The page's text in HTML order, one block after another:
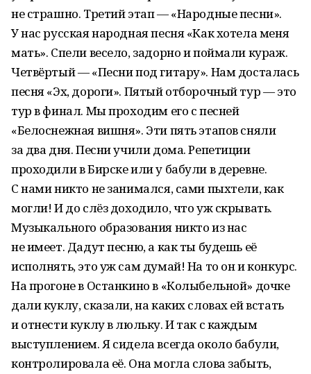
не страшно. Третий этап — «Народные песни».
У нас русская народная песня «Как хотела меня
мать». Спели весело, задорно и поймали кураж.
Четвёртый — «Песни под гитару». Нам досталась
песня «Эх, дороги». Пятый отборочный тур — это
тур в финал. Мы проходим его с песней
«Белоснежная вишня». Эти пять этапов сняли
за два дня. Песни учили дома. Репетиции
проходили в Бирске или у бабули в деревне.
С нами никто не занимался, сами пыхтели, как
могли! И до слёз доходило, что уж скрывать.
Музыкального образования никто из нас
не имеет. Дадут песню, а как ты будешь её
исполнять, это уж сам думай! На то он и конкурс.
На прогоне в Останкино в «Колыбельной» дочке
дали куклу, сказали, на каких словах ей встать
и отнести куклу в люльку. И так с каждым
выступлением. Я сидела всегда около бабули,
контролировала её. Она могла слова забыть,